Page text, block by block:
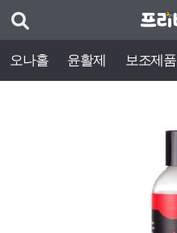
오나홀 윤활제 보조제품